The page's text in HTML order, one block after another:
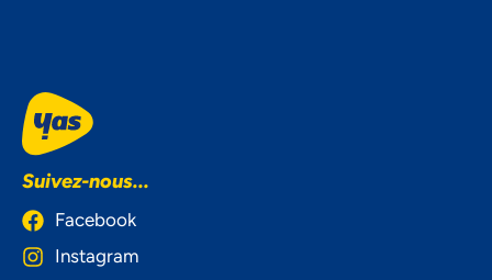
Suivez-nous...
Facebook
Instagram